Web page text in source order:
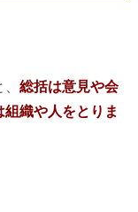
総括は意見や会
織や人をとりま